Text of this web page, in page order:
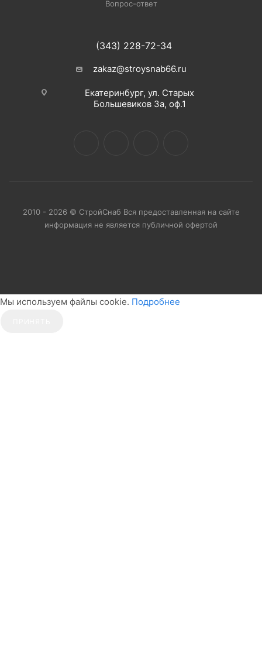
Вопрос-ответ
(343) 228-72-34
zakaz@stroysnab66.ru
Екатеринбург, ул. Старых
Большевиков 3а, оф.1
2010 - 2026 © СтройСнаб Вся предоставленная на сайте
информация не является публичной офертой
Мы используем файлы cookie. Подробнее